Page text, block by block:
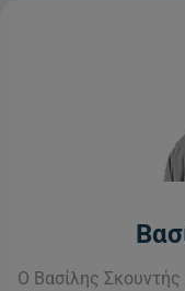
Ο Βασίλης Σκουντής